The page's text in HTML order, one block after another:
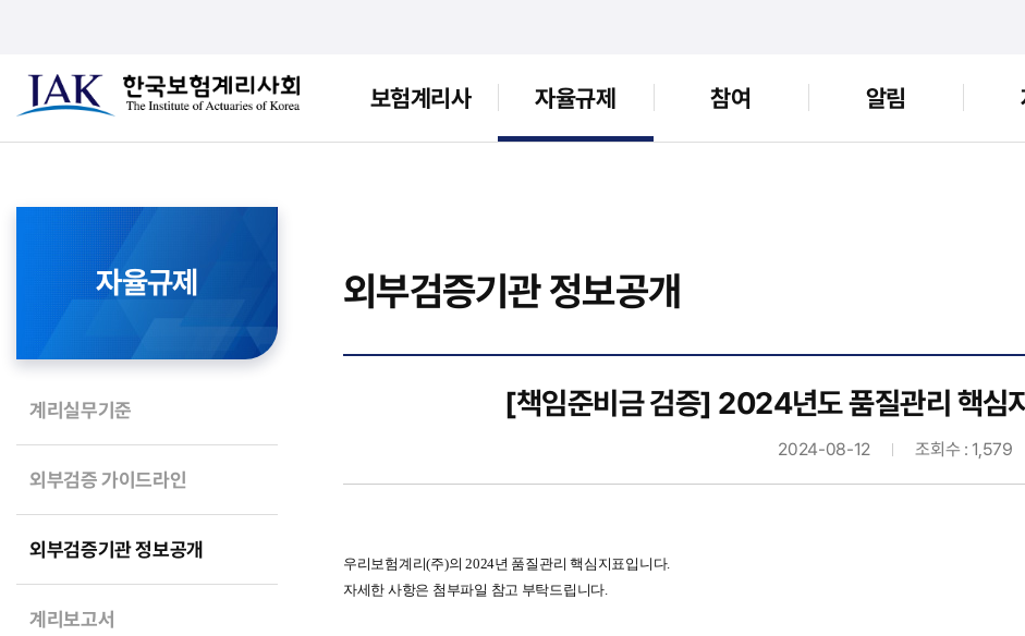
보험계리사 자율규제 참여 알림
자율규제
계리실무기준
외부검증 가이드라인
외부검증기관 정보공개
계리보고서
외부검증기관 정보공개
[책임준비금 검증] 2024년도 품질관리 핵심
2024-08-12 조회수 : 1,579
우리보험계리(주)의 2024년 품질관리 핵심지표입니다.
자세한 사항은 첨부파일 참고 부탁드립니다.